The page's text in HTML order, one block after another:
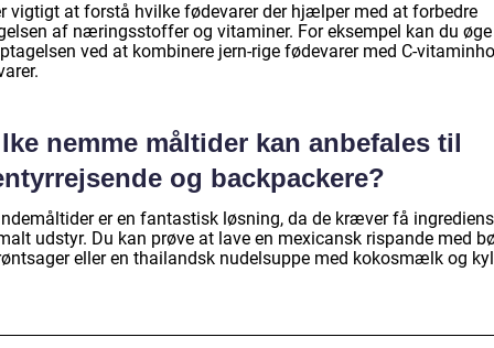
vigtigt at forstå hvilke fødevarer der hjælper med at forbedre
af næringsstoffer og vitaminer. For eksempel kan du øge
ved at kombinere jern-rige fødevarer med C-
nemme måltider kan anbefales til
og backpackere?
er en fantastisk løsning, da de kræver få
udstyr. Du kan prøve at lave en mexicansk rispande med
eller en thailandsk nudelsuppe med kokosmælk og